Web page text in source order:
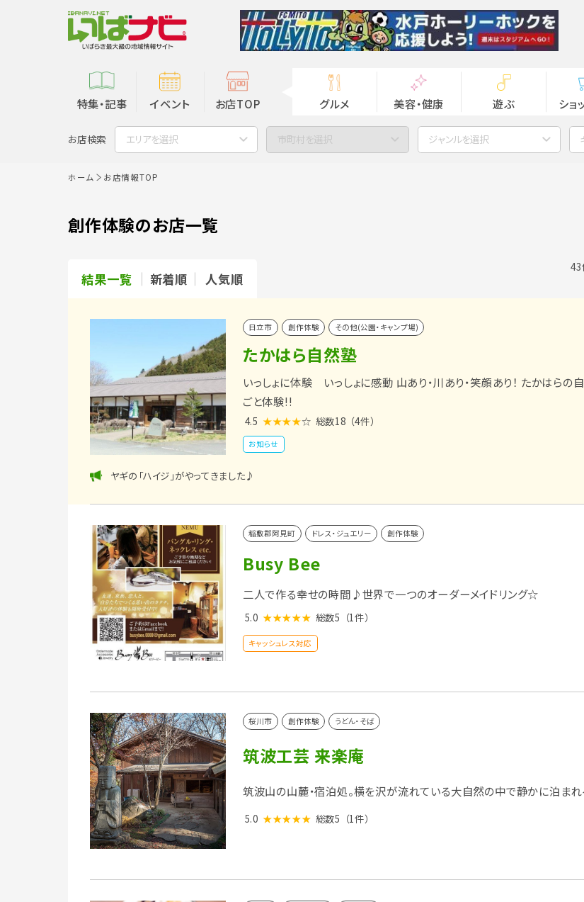
特集・記事 イベント お店TOP グルメ 美容・健康 遊ぶ ショ
お店検索 エリアを選択 市町村を選択 ジャンルを選択
ホーム お店情報TOP
創作体験のお店一覧
結果一覧 新着順 人気順
日立市 創作体験 その他(公園・キャンプ場)
たかはら自然塾
いっしょに体験 いっしょに感動 山あり・川あり・笑顔あり！ たかはらの
ごと体験!!
4.5 ★★★★☆ 総数18 （4件）
お知らせ
ヤギの「ハイジ」がやってきました♪
稲敷郡阿見町 ドレス・ジュエリー 創作体験
Busy Bee
二人で作る幸せの時間♪世界で一つのオーダーメイドリング☆
5.0 ★★★★★ 総数5 （1件）
キャッシュレス対応
桜川市 創作体験 うどん・そば
筑波工芸 来楽庵
筑波山の山麓・宿泊処。横を沢が流れている大自然の中で静かに泊まれ
5.0 ★★★★★ 総数5 （1件）